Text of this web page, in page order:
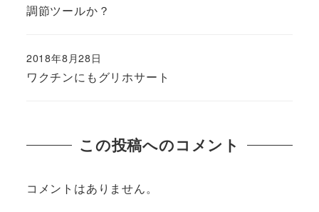
調節ツールか？
ワクチンにもグリホサート
2018年8月28日
この投稿へのコメント
コメントはありません。